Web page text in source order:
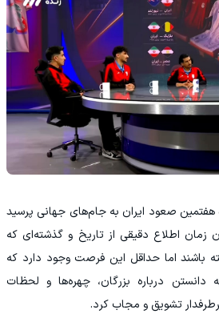
هفتمین صعود ایران به جام‌های جهانی پرسید
اطلاع دقیقی از تاریخ و گذشته‌ای که
باشند اما حداقل این فرصت وجود دارد که
دانستن درباره بزرگان، چهره‌ها و لحظات
تشویق و مجاب کرد.